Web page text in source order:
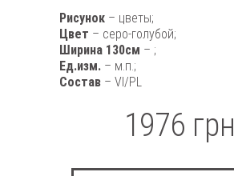
Рисунок – цветы;
Цвет – серо-голубой;
Ширина 130см – ;
Ед.изм. – м.п.;
Состав – VI/PL
1976 грн